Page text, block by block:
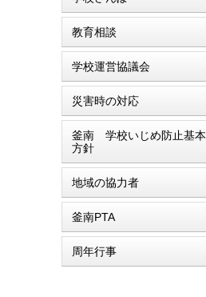
教育相談
学校運営協議会
災害時の対応
釜南 学校いじめ防止基本
方針
地域の協力者
釜南PTA
周年行事